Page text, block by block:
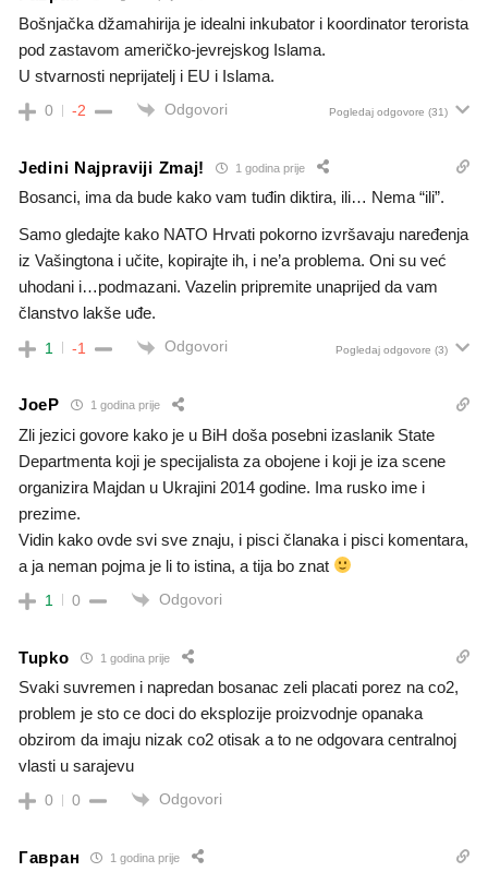
Bošnjačka džamahirija je idealni inkubator i koordinator terorista
pod zastavom američko-jevrejskog Islama.
U stvarnosti neprijatelj i EU i Islama.
0 -2 Odgovori Pogledaj odgovore (31)
Jedini Najpraviji Zmaj! 1 godina prije
Bosanci, ima da bude kako vam tuđin diktira, ili… Nema “ili”.
Samo gledajte kako NATO Hrvati pokorno izvršavaju naređenja
iz Vašingtona i učite, kopirajte ih, i ne’a problema. Oni su već
uhodani i…podmazani. Vazelin pripremite unaprijed da vam
članstvo lakše uđe.
1 -1 Odgovori Pogledaj odgovore (3)
JoeP 1 godina prije
Zli jezici govore kako je u BiH doša posebni izaslanik State
Departmenta koji je specijalista za obojene i koji je iza scene
organizira Majdan u Ukrajini 2014 godine. Ima rusko ime i
prezime.
Vidin kako ovde svi sve znaju, i pisci članaka i pisci komentara,
a ja neman pojma je li to istina, a tija bo znat
1 0 Odgovori
Tupko 1 godina prije
Svaki suvremen i napredan bosanac zeli placati porez na co2,
problem je sto ce doci do eksplozije proizvodnje opanaka
obzirom da imaju nizak co2 otisak a to ne odgovara centralnoj
vlasti u sarajevu
0 0 Odgovori
Гавран 1 godina prije